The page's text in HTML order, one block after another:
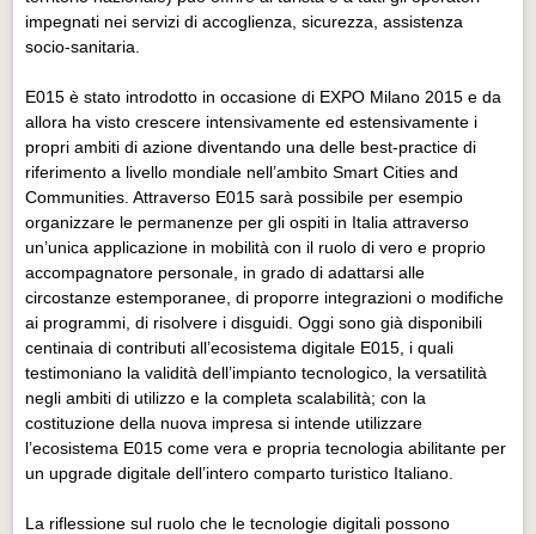
impegnati nei servizi di accoglienza, sicurezza, assistenza
socio-sanitaria.
E015 è stato introdotto in occasione di EXPO Milano 2015 e da
allora ha visto crescere intensivamente ed estensivamente i
propri ambiti di azione diventando una delle best-practice di
riferimento a livello mondiale nell’ambito Smart Cities and
Communities. Attraverso E015 sarà possibile per esempio
organizzare le permanenze per gli ospiti in Italia attraverso
un’unica applicazione in mobilità con il ruolo di vero e proprio
accompagnatore personale, in grado di adattarsi alle
circostanze estemporanee, di proporre integrazioni o modifiche
ai programmi, di risolvere i disguidi. Oggi sono già disponibili
centinaia di contributi all’ecosistema digitale E015, i quali
testimoniano la validità dell’impianto tecnologico, la versatilità
negli ambiti di utilizzo e la completa scalabilità; con la
costituzione della nuova impresa si intende utilizzare
l’ecosistema E015 come vera e propria tecnologia abilitante per
un upgrade digitale dell’intero comparto turistico Italiano.
La riflessione sul ruolo che le tecnologie digitali possono